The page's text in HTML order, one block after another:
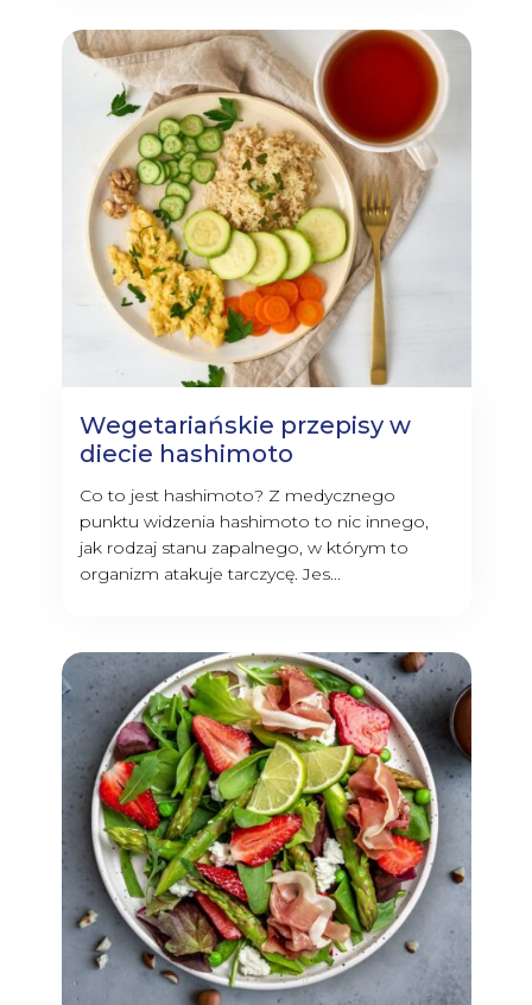
Wegetariańskie przepisy w
diecie hashimoto
Co to jest hashimoto? Z medycznego
punktu widzenia hashimoto to nic innego,
jak rodzaj stanu zapalnego, w którym to
organizm atakuje tarczycę. Jes...